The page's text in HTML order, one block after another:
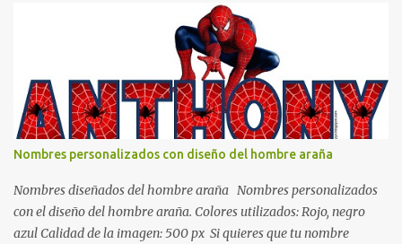
cómodo y también para nuestra vista. Te mostramos algunas
sugerencias que pueden brindar la elegancia y estilo que buscas
para tu dormitorio. El color naranja es una buena opción para
recibir esa luz y felicidad que todo ser humano necesita. El color
blanco es ideal para lograr el relax total, es un color que va con
todo y además es color bastante limpio que te dará esa sensación
de calidez. Los colores terra son excelentes para usar en el
dormitorio nos brinda esa sensación de tranquilidad y confort. El
color gris es un color muy relajante y por lo tanto entra en la lista
de colo...
Nombres personalizados con diseño del hombre araña
Nombres diseñados del hombre araña Nombres personalizados
con el diseño del hombre araña. Colores utilizados: Rojo, negro
azul Calidad de la imagen: 500 px Si quieres que tu nombre